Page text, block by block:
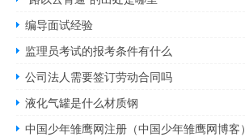
编导面试经验
监理员考试的报考条件有什么
公司法人需要签订劳动合同吗
液化气罐是什么材质钢
中国少年雏鹰网注册（中国少年雏鹰网博客）